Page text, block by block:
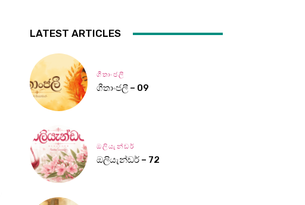
LATEST ARTICLES
ගීතාංජලී
ගීතාංජලී – 09
ඔලියැන්ඩර්
ඔලියැන්ඩර් – 72